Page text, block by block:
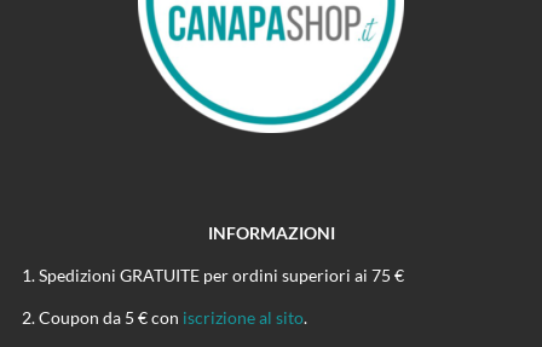
INFORMAZIONI
Spedizioni GRATUITE per ordini superiori ai 75 €
Coupon da 5 € con iscrizione al sito.